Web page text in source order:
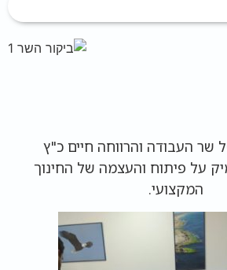
שר העבודה והרווחה חיים כ"ץ
על פיתוח והעצמה של החינוך
המקצועי.